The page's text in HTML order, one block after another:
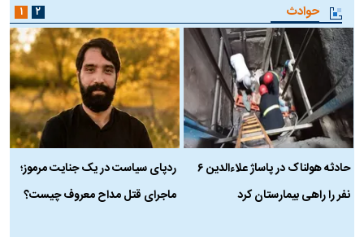
حوادث
حادثه هولناک در پاساژ علاءالدین ۶
نفر را راهی بیمارستان کرد
ردپای سیاست در یک جنایت مرموز؛
ماجرای قتل مداح معروف چیست؟
۱ ۲